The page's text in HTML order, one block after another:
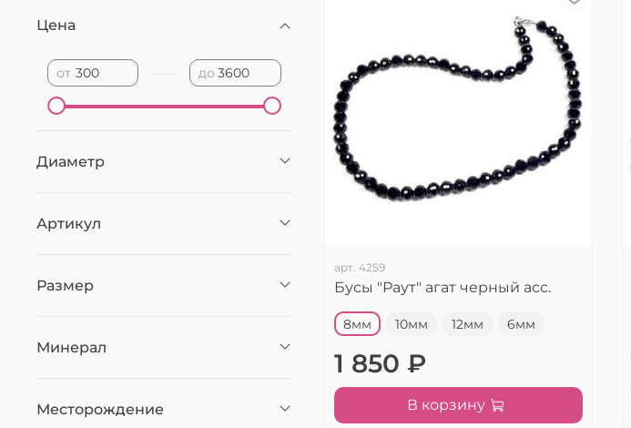
арт. 4259
Бусы "Раут" агат черный асс.
8мм 10мм 12мм 6мм
1 850 ₽
В корзину
Цена
от до
Диаметр
Артикул
Размер
Минерал
Месторождение